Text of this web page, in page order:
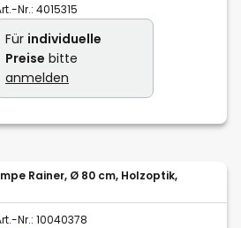
Nr.: 4015315
Für individuelle
Preise bitte
anmelden
Rainer, Ø 80 cm, Holzoptik,
Nr.: 10040378